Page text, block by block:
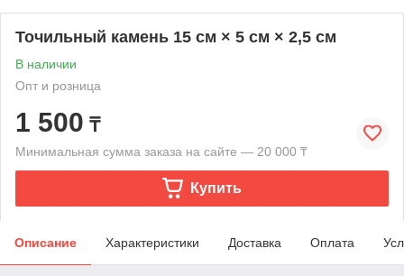
Точильный камень 15 см × 5 см × 2,5 см
В наличии
Опт и розница
1 500 ₸
Минимальная сумма заказа на сайте — 20 000 ₸
Купить
Описание Характеристики Доставка Оплата